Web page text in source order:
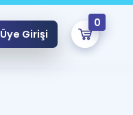
Üye Girişi
0